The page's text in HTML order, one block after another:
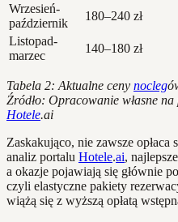
Wrzesień-
październik
180–240 zł
Listopad-
marzec
140–180 zł
Tabela 2: Aktualne ceny nocleg
Źródło: Opracowanie własne
Hotele.ai
Zaskakująco, nie zawsze opłaca
analiz portalu Hotele.ai,
a okazje pojawiają się głównie
czyli elastyczne pakiety
wiążą się z wyższą opłatą